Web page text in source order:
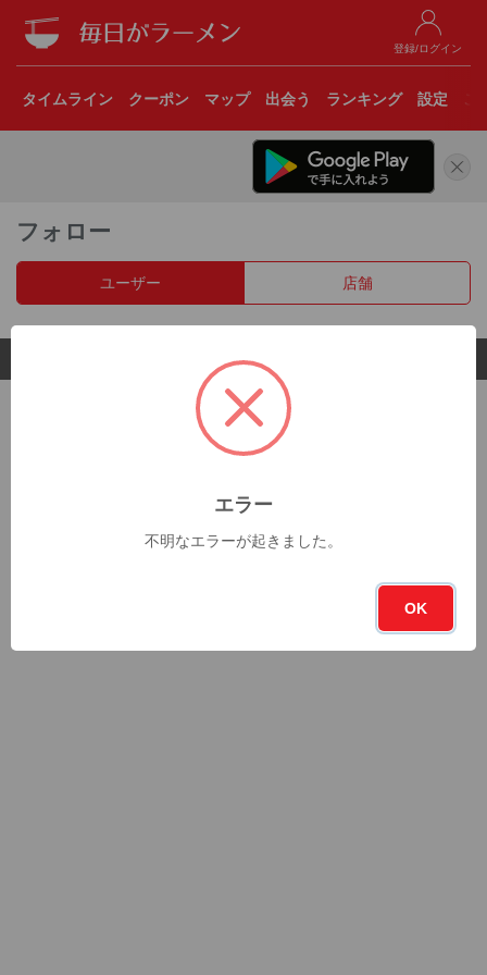
登録/ログイン
タイムライン クーポン マップ 出会う ランキング 設定
フォロー
ユーザー 店舗
© 2017 Clear Inc.
エラー
不明なエラーが起きました。
OK